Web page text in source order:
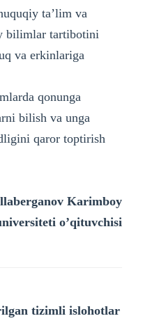
ta’lim va
bilimlar tartibotini
va erkinlariga
qonunga
bilish va unga
qaror toptirish
Karimboy
o’qituvchisi
tizimli islohotlar